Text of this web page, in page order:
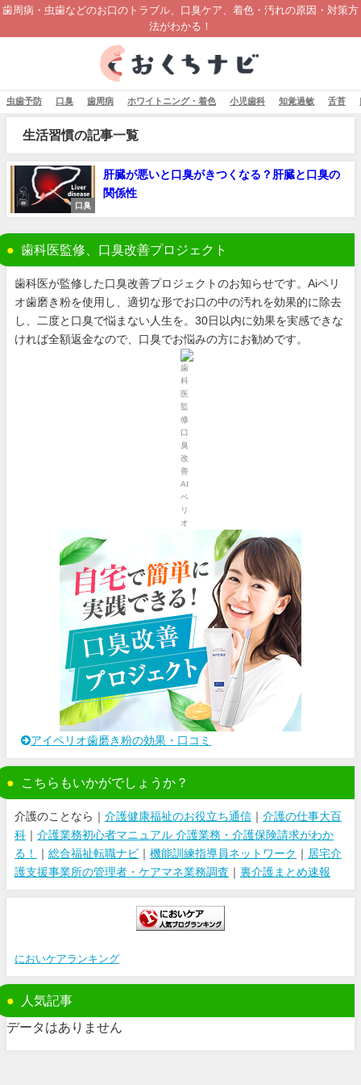
歯周病・虫歯などのお口のトラブル、口臭ケア、着色・汚れの原因・対策方
法がわかる！
虫歯予防 口臭 歯周病 ホワイトニング・着色 小児歯科 知覚過敏 舌苔
生活習慣の記事一覧
口臭
肝臓が悪いと口臭がきつくなる？肝臓と口臭の
関係性
歯科医監修、口臭改善プロジェクト
歯科医が監修した口臭改善プロジェクトのお知らせです。Aiペリ
オ歯磨き粉を使用し、適切な形でお口の中の汚れを効果的に除去
し、二度と口臭で悩まない人生を。30日以内に効果を実感できな
ければ全額返金なので、口臭でお悩みの方にお勧めです。
アイペリオ歯磨き粉の効果・口コミ
こちらもいかがでしょうか？
介護のことなら｜ 介護健康福祉のお役立ち通信 ｜ 介護の仕事大百
科 ｜ 介護業務初心者マニュアル 介護業務・介護保険請求がわか
る！
｜ 総合福祉転職ナビ ｜ 機能訓練指導員ネットワーク ｜ 居宅介
護支援事業所の管理者・ケアマネ業務調査 ｜ 裏介護まとめ速報
においケアランキング
人気記事
データはありません